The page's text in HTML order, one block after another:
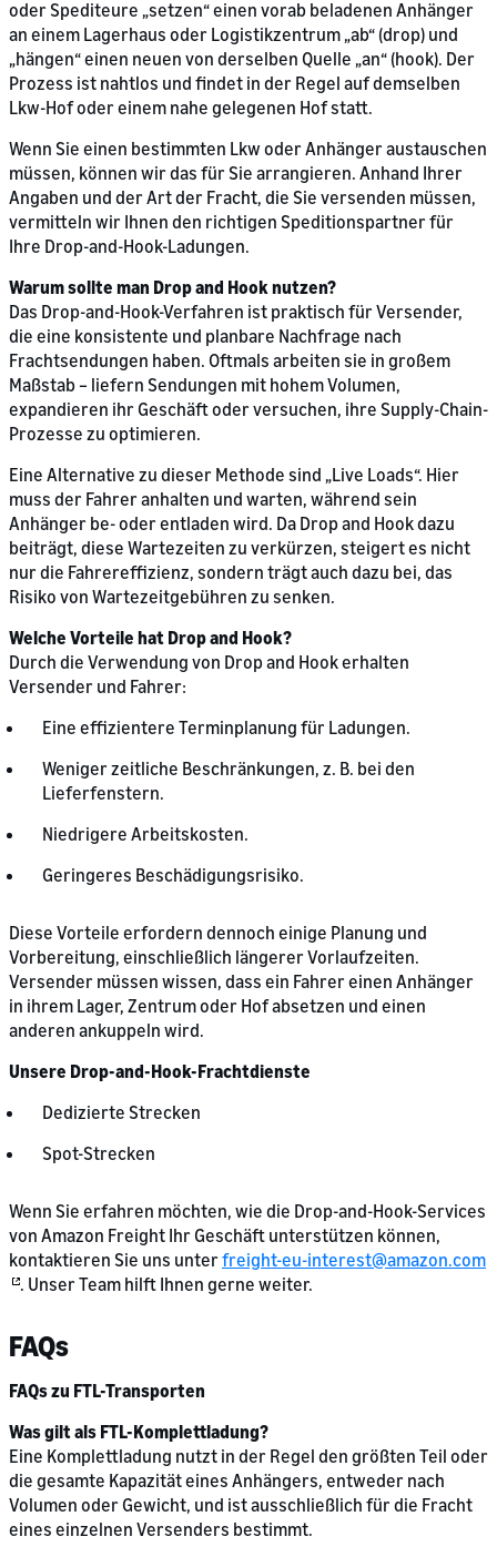
oder Spediteure „setzen“ einen vorab beladenen Anhänger
an einem Lagerhaus oder Logistikzentrum „ab“ (drop) und
„hängen“ einen neuen von derselben Quelle „an“ (hook). Der
Prozess ist nahtlos und findet in der Regel auf demselben
Lkw-Hof oder einem nahe gelegenen Hof statt.
Wenn Sie einen bestimmten Lkw oder Anhänger austauschen
müssen, können wir das für Sie arrangieren. Anhand Ihrer
Angaben und der Art der Fracht, die Sie versenden müssen,
vermitteln wir Ihnen den richtigen Speditionspartner für
Ihre Drop-and-Hook-Ladungen.
Warum sollte man Drop and Hook nutzen?
Das Drop-and-Hook-Verfahren ist praktisch für Versender,
die eine konsistente und planbare Nachfrage nach
Frachtsendungen haben. Oftmals arbeiten sie in großem
Maßstab – liefern Sendungen mit hohem Volumen,
expandieren ihr Geschäft oder versuchen, ihre Supply-Chain-
Prozesse zu optimieren.
Eine Alternative zu dieser Methode sind „Live Loads“. Hier
muss der Fahrer anhalten und warten, während sein
Anhänger be- oder entladen wird. Da Drop and Hook dazu
beiträgt, diese Wartezeiten zu verkürzen, steigert es nicht
nur die Fahrereffizienz, sondern trägt auch dazu bei, das
Risiko von Wartezeitgebühren zu senken.
Welche Vorteile hat Drop and Hook?
Durch die Verwendung von Drop and Hook erhalten
Versender und Fahrer:
Eine effizientere Terminplanung für Ladungen.
Weniger zeitliche Beschränkungen, z. B. bei den
Lieferfenstern.
Niedrigere Arbeitskosten.
Geringeres Beschädigungsrisiko.
Diese Vorteile erfordern dennoch einige Planung und
Vorbereitung, einschließlich längerer Vorlaufzeiten.
Versender müssen wissen, dass ein Fahrer einen Anhänger
in ihrem Lager, Zentrum oder Hof absetzen und einen
anderen ankuppeln wird.
Unsere Drop-and-Hook-Frachtdienste
Dedizierte Strecken
Spot-Strecken
Wenn Sie erfahren möchten, wie die Drop-and-Hook-Services
von Amazon Freight Ihr Geschäft unterstützen können,
kontaktieren Sie uns unterfreight-eu-interest@amazon.com
. Unser Team hilft Ihnen gerne weiter.
FAQs
FAQs zu FTL-Transporten
Was gilt als FTL-Komplettladung?
Eine Komplettladung nutzt in der Regel den größten Teil oder
die gesamte Kapazität eines Anhängers, entweder nach
Volumen oder Gewicht, und ist ausschließlich für die Fracht
eines einzelnen Versenders bestimmt.